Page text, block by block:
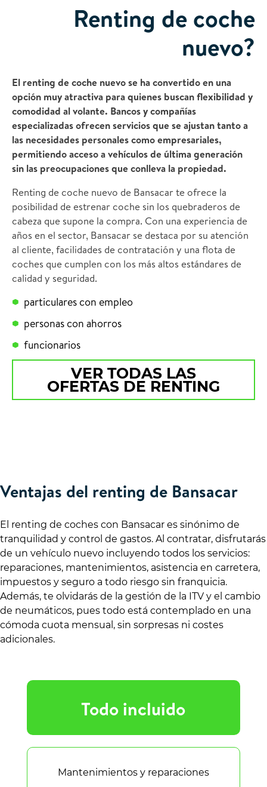
Renting de coche
nuevo?
El renting de coche nuevo se ha convertido en una
opción muy atractiva para quienes buscan flexibilidad y
comodidad al volante. Bancos y compañías
especializadas ofrecen servicios que se ajustan tanto a
las necesidades personales como empresariales,
permitiendo acceso a vehículos de última generación
sin las preocupaciones que conlleva la propiedad.
Renting de coche nuevo de Bansacar te ofrece la
posibilidad de estrenar coche sin los quebraderos de
cabeza que supone la compra. Con una experiencia de
años en el sector, Bansacar se destaca por su atención
al cliente, facilidades de contratación y una flota de
coches que cumplen con los más altos estándares de
calidad y seguridad.
particulares con empleo
personas con ahorros
funcionarios
VER TODAS LAS
OFERTAS DE RENTING
Ventajas del renting de Bansacar
El renting de coches con Bansacar es sinónimo de
tranquilidad y control de gastos. Al contratar, disfrutarás
de un vehículo nuevo incluyendo todos los servicios:
reparaciones, mantenimientos, asistencia en carretera,
impuestos y seguro a todo riesgo sin franquicia.
Además, te olvidarás de la gestión de la ITV y el cambio
de neumáticos, pues todo está contemplado en una
cómoda cuota mensual, sin sorpresas ni costes
adicionales.
Todo incluido
Mantenimientos y reparaciones